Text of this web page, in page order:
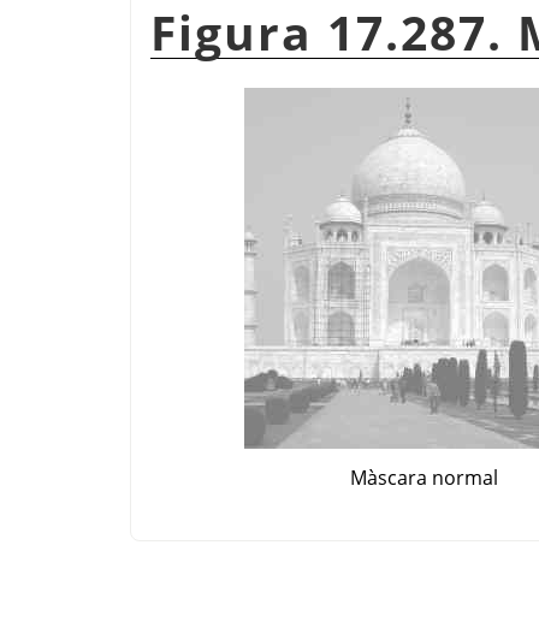
Figura 17.287.
Màscara normal